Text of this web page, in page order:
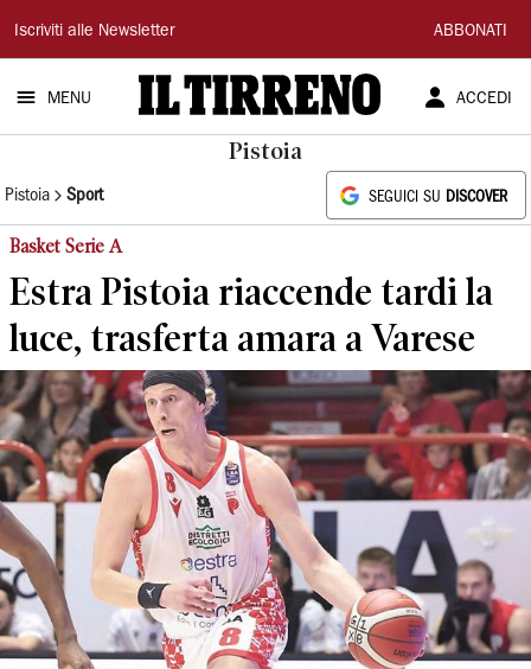
Il
Tirreno
Iscriviti alle Newsletter ABBONATI
MENU ACCEDI
Pistoia
Pistoia Sport SEGUICI SU DISCOVER
Basket Serie A
Estra Pistoia riaccende tardi la
luce, trasferta amara a Varese